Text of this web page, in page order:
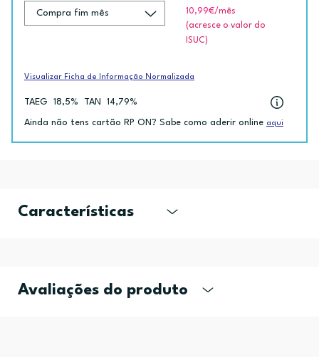
10,99€/mês
(acresce o valor do
ISUC)
Visualizar Ficha de Informação Normalizada
TAEG 18,5% TAN 14,79%
Ainda não tens cartão RP ON? Sabe como aderir online aqui
Características
Avaliações do produto